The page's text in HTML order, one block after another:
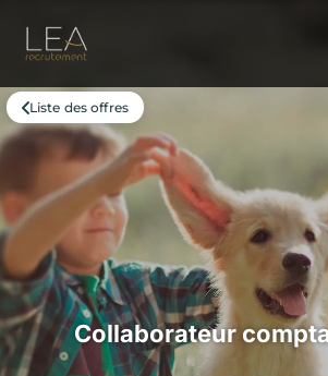
Liste des offres
Collaborateur